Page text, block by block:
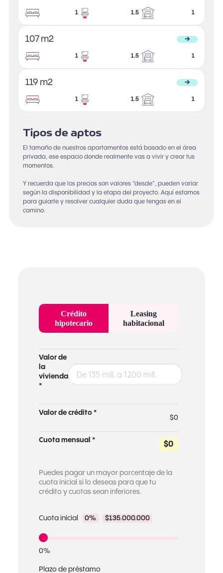
1 1.5 1
107 m2 →
1 1.5 1
119 m2 →
1 1.5 1
Tipos de aptos
El tamaño de nuestros apartamentos está basado en el área
privada, ese espacio donde realmente vas a vivir y crear tus
momentos.
Y recuerda que los precios son valores “desde”, pueden variar
según la disponibilidad y la etapa del proyecto. Aquí estamos
para guiarte y resolver cualquier duda que tengas en el
camino.
Crédito
hipotecario
Leasing
habitacional
Valor de
la
vivienda
*
Valor de crédito *
$0
Cuota mensual *
$0
Puedes pagar un mayor porcentaje de la
cuota inicial si lo deseas para que tu
crédito y cuotas sean inferiores.
Cuota inicial 0% $135.000.000
0%
Plazo de préstamo